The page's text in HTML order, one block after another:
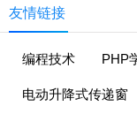
友情链接
编程技术 PHP
电动升降式传递窗